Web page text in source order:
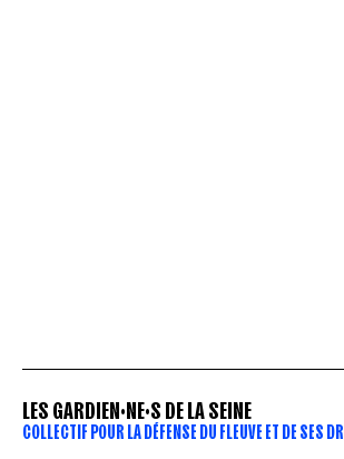
LES GARDIEN·NE·S DE LA SEINE
COLLECTIF POUR LA DÉFENSE DU FLEUVE ET DE SES